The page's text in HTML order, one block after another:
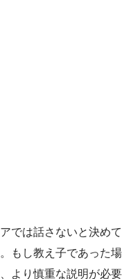
では話さないと決めて
もし教え子であった場
より慎重な説明が必要